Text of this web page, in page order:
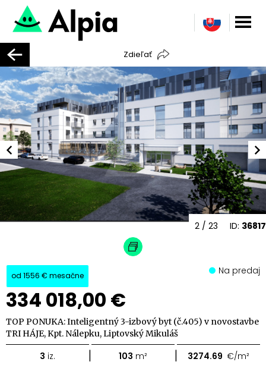
Zdieľať
ID: 36817
2 / 23
od 1556 € mesačne
334 018,00 €
Na predaj
TOP PONUKA: Inteligentný 3-izbový byt (č.405) v novostavbe
TRI HÁJE, Kpt. Nálepku, Liptovský Mikuláš
3 iz. | 103 m² | 3274.69 €/m²